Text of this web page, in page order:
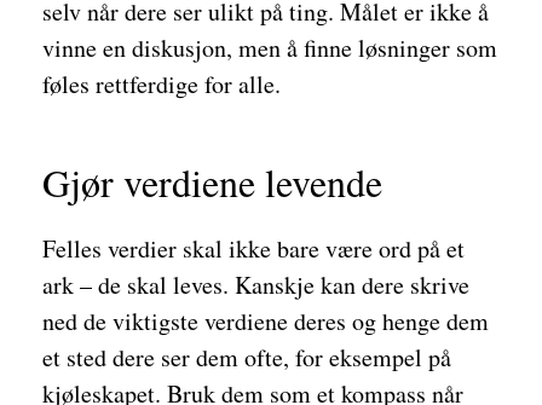
selv når dere ser ulikt på ting. Målet er ikke å
vinne en diskusjon, men å finne løsninger som
føles rettferdige for alle.
Gjør verdiene levende
Felles verdier skal ikke bare være ord på et
ark – de skal leves. Kanskje kan dere skrive
ned de viktigste verdiene deres og henge dem
et sted dere ser dem ofte, for eksempel på
kjøleskapet. Bruk dem som et kompass når